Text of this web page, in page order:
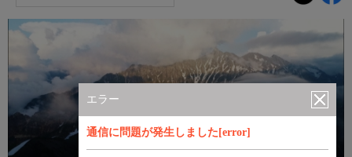
エラー
通信に問題が発生しました[error]